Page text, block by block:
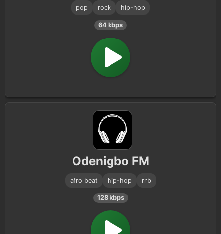
pop rock hip-hop
64 kbps
Odenigbo FM
afro beat hip-hop rnb
128 kbps